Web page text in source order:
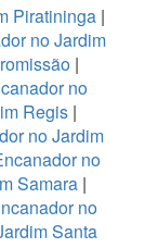
Piratininga|
no Jardim
|
no
Regis |
no Jardim
no
Samara |
no
Santa